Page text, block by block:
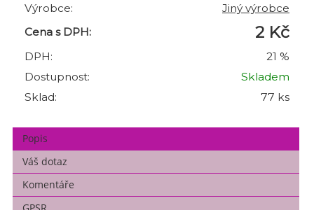
Výrobce:
Jiný výrobce
Cena s DPH:
2 Kč
DPH:
21 %
Dostupnost:
Skladem
Sklad:
77 ks
Popis
Váš dotaz
Komentáře